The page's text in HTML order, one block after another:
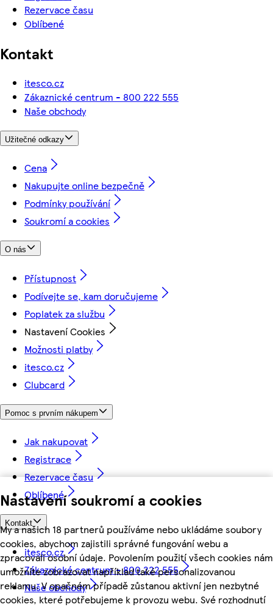
Nastavení soukromí a cookies
My a našich 18 partnerů používáme nebo ukládáme soubory
cookies, abychom zajistili správné fungování webu a
zpracovali osobní údaje. Povolením použití všech cookies nám
umožníte zobrazovat například také personalizovanou
reklamu. V opačném případě zůstanou aktivní jen nezbytné
cookies, které potřebujeme k provozu webu. Své rozhodnutí
Rezervace času
Oblíbené
Kontakt
itesco.cz
Zákaznické centrum - 800 222 555
Naše obchody
Užitečné odkazy
Cena
Nakupujte online bezpečně
Podmínky používání
Soukromí a cookies
O nás
Přístupnost
Podívejte se, kam doručujeme
Poplatek za službu
Nastavení Cookies
Možnosti platby
itesco.cz
Clubcard
Pomoc s prvním nákupem
Jak nakupovat
Registrace
Rezervace času
Oblíbené
Kontakt
itesco.cz
Zákaznické centrum - 800 222 555
Naše obchody